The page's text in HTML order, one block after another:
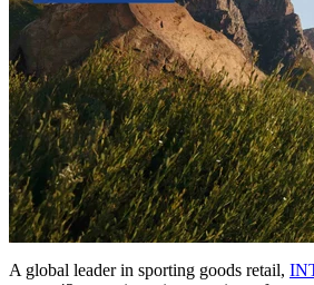
A global leader in sporting goods retail,